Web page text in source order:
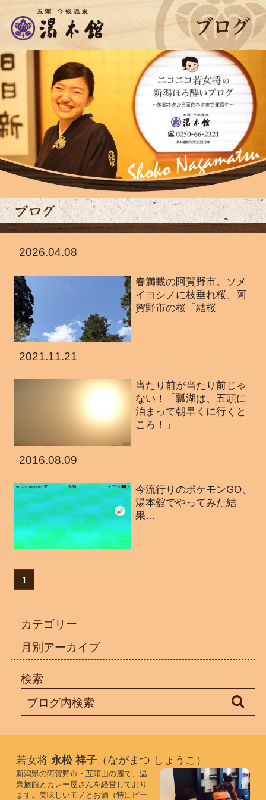
若女将 永松 祥子（ながまつ しょうこ）
新潟県の阿賀野市・五頭山の麓で、温
泉旅館とカレー屋さんを経営しており
ます。美味しいモノとお酒（特にビー
2026.04.08
春満載の阿賀野市。ソメ
イヨシノに枝垂れ桜、阿
賀野市の桜「結桜」
2021.11.21
当たり前が当たり前じゃ
ない！「瓢湖は、五頭に
泊まって朝早くに行くと
ころ！」
2016.08.09
今流行りのポケモンGO、
湯本舘でやってみた結
果…
1
カテゴリー
月別アーカイブ
検索